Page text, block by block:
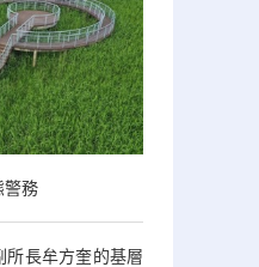
警務
所長牟方奎的基層